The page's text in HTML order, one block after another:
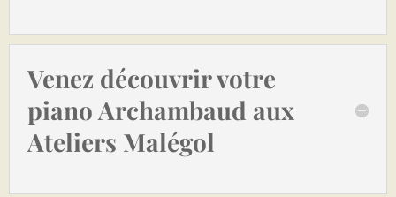
Venez découvrir votre
piano Archambaud aux
Ateliers Malégol